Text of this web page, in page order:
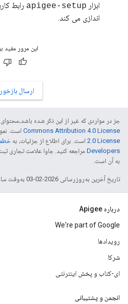
ابزار apigee-setup
اندازی می کند.
این مرور مفید
ارسال
جز در مواردی که غیر از این ذکر شده
Commons Attribution 4.0 License است.
2.0 License است. برای اطلاع از جزئیات، به
Developers‏
به آن است.
تاریخ آخرین به‌روزرسانی 2026-02-03 به‌وقت ساعت هماهنگ جهانی.
درباره Apigee
We're part of Google
رویدادها
شرکا
ای-کتاب و پخش اینترنتی
انجمن و پشتیبانی